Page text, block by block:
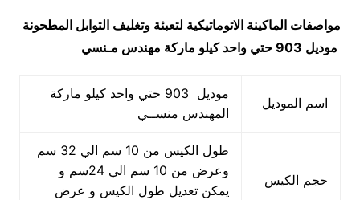
مواصفات الماكينة الاتوماتيكية لتعبئة وتغليف التوابل المطحونة
موديل 903 حتي واحد كيلو ماركة مهندس مـنسي
اسم الموديل
موديل 903 حتي واحد كيلو ماركة
المهندس منســي
حجم الكيس
طول الكيس من 10 سم الي 32 سم
وعرض من 10 سم الي 24سم و
يمكن تعديل طول الكيس و عرض